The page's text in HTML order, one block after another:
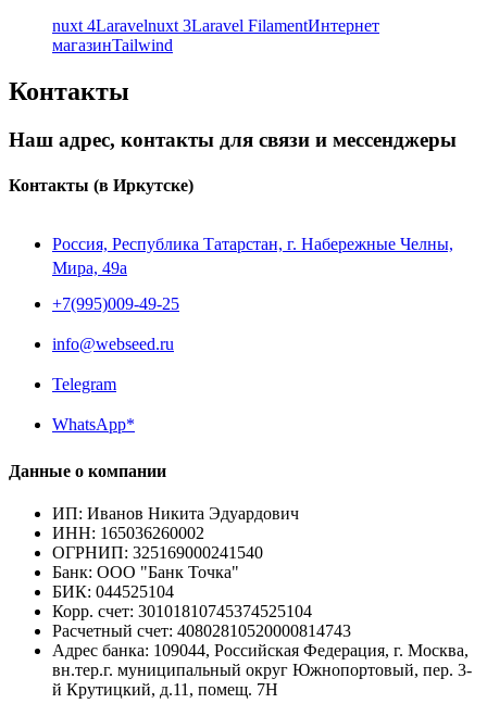
nuxt 4Laravelnuxt 3Laravel FilamentИнтернет
магазинTailwind
Контакты
Наш адрес, контакты для связи и мессенджеры
Контакты (в Иркутске)
Россия, Республика Татарстан, г. Набережные Челны,
Мира, 49a
+7(995)009-49-25
info@webseed.ru
Telegram
WhatsApp*
Данные о компании
ИП: Иванов Никита Эдуардович
ИНН: 165036260002
ОГРНИП: 325169000241540
Банк: ООО "Банк Точка"
БИК: 044525104
Корр. счет: 30101810745374525104
Расчетный счет: 40802810520000814743
Адрес банка: 109044, Российская Федерация, г. Москва,
вн.тер.г. муниципальный округ Южнопортовый, пер. 3-
й Крутицкий, д.11, помещ. 7Н